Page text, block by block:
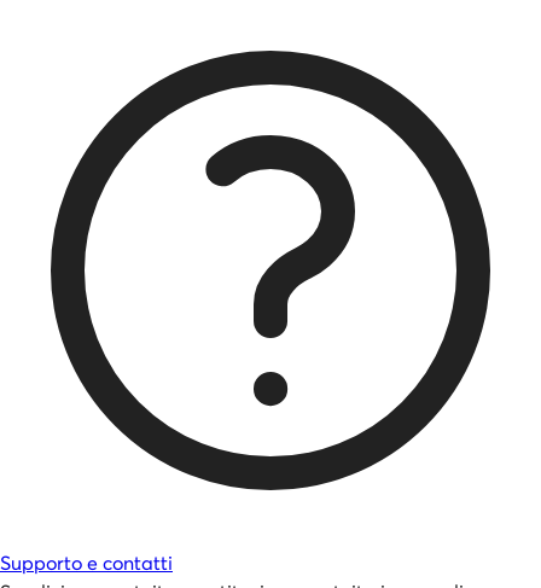
Supporto e contatti